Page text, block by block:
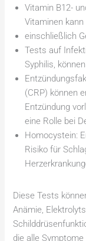
Vitamin B12-
Vitaminen
einschließlich
Tests auf
Syphilis,
(CRP) können
Entzündung
eine Rolle bei
Homocystein:
Risiko für
Diese Tests
Anämie,
die alle